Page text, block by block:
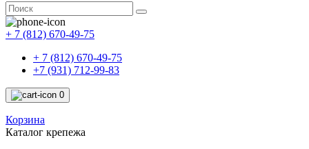
+ 7 (812) 670-49-75
+ 7 (812) 670-49-75
+7 (931) 712-99-83
0
Корзина
Каталог крепежа